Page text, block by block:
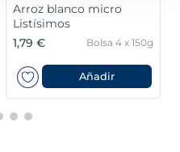
Arroz blanco micro
Listísimos
1,79 €
Bolsa 4 x 150g
Añadir